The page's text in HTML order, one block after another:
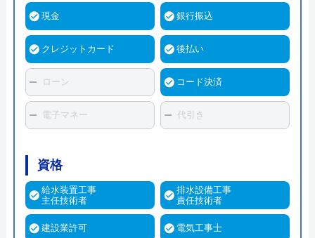
現金 銀行振込
クレジットカード 後払い
ローン コード決済
電子マネー 代引き
資格
給水装置工事
主任技術者
排水設備工事
責任技術者
建設業許可 電気工事士